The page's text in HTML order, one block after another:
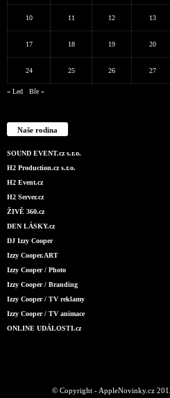
10 11 12 13
17 18 19 20
24 25 26 27
« Led Bře »
Naše rodina
SOUND EVENT.cz s.r.o.
H2 Production.cz s.r.o.
H2 Event.cz
H2 Server.cz
ŽIVĚ 360.cz
DEN LÁSKY.cz
DJ Izzy Cooper
Izzy Cooper.ART
Izzy Cooper / Photo
Izzy Cooper / Branding
Izzy Cooper / TV reklamy
Izzy Cooper / TV animace
ONLINE UDÁLOSTI.cz
© Copyright - AppleNovinky.cz